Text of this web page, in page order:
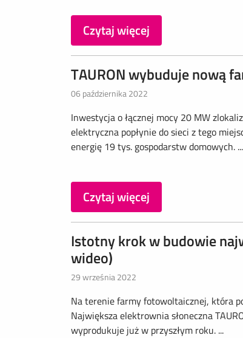
Czytaj więcej
TAURON wybuduje nową
06 października 2022
Inwestycja o łącznej mocy 20 MW
elektryczna popłynie do sieci z tego
energię 19 tys. gospodarstw domowych. ...
Czytaj więcej
Istotny krok w budowie
wideo)
29 września 2022
Na terenie farmy fotowoltaicznej, która
Największa elektrownia słoneczna
wyprodukuje już w przyszłym roku. ...